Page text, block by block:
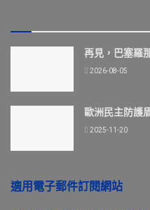
再見，巴塞羅
2026-08-05
歐洲民主防護
2025-11-20
適用電子郵件訂閱網站